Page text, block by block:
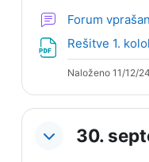
Forum
Rešitve 1.
Naloženo 11/12/
30.